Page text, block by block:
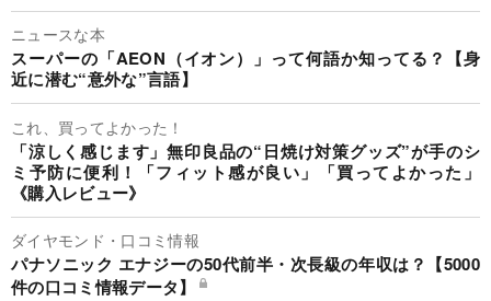
ニュースな本
スーパーの「AEON（イオン）」って何語か知ってる？【身
近に潜む“意外な”言語】
これ、買ってよかった！
「涼しく感じます」無印良品の“日焼け対策グッズ”が手のシ
ミ予防に便利！「フィット感が良い」「買ってよかった」
《購入レビュー》
ダイヤモンド・口コミ情報
パナソニック エナジーの50代前半・次長級の年収は？【5000
件の口コミ情報データ】